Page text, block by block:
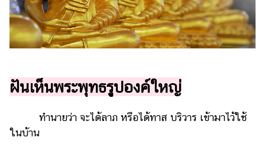
ฝันเห็นพระพุทธรูปองค์ใหญ่
ทำนายว่า จะได้ลาภ หรือได้ทาส บริวาร เข้ามาไว้ใช้
ในบ้าน